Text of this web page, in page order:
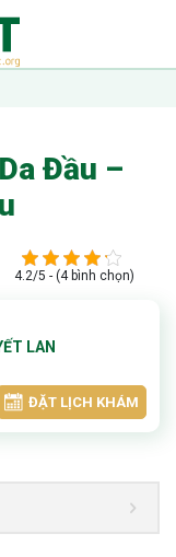
Đầu –
4.2/5 - (4 bình chọn)
LAN
ĐẶT LỊCH KHÁM